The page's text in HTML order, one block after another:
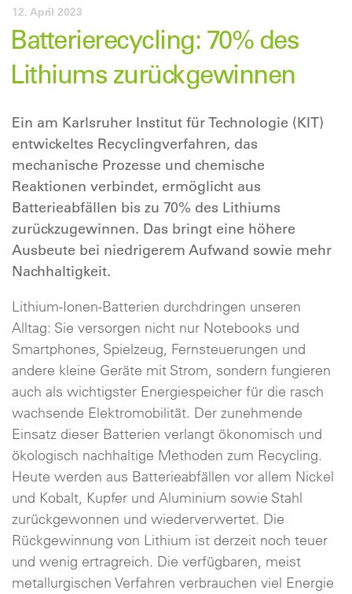
12. April 2023
Batterierecycling: 70% des
Lithiums zurückgewinnen
Ein am Karlsruher Institut für Technologie (KIT)
entwickeltes Recyclingverfahren, das
mechanische Prozesse und chemische
Reaktionen verbindet, ermöglicht aus
Batterieabfällen bis zu 70% des Lithiums
zurückzugewinnen. Das bringt eine höhere
Ausbeute bei niedrigerem Aufwand sowie mehr
Nachhaltigkeit.
Lithium-Ionen-Batterien durchdringen unseren
Alltag: Sie versorgen nicht nur Notebooks und
Smartphones, Spielzeug, Fernsteuerungen und
andere kleine Geräte mit Strom, sondern fungieren
auch als wichtigster Energiespeicher für die rasch
wachsende Elektromobilität. Der zunehmende
Einsatz dieser Batterien verlangt ökonomisch und
ökologisch nachhaltige Methoden zum Recycling.
Heute werden aus Batterieabfällen vor allem Nickel
und Kobalt, Kupfer und Aluminium sowie Stahl
zurückgewonnen und wiederverwertet. Die
Rückgewinnung von Lithium ist derzeit noch teuer
und wenig ertragreich. Die verfügbaren, meist
metallurgischen Verfahren verbrauchen viel Energie